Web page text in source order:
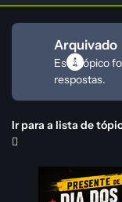
Arquivado
Este tópico
respostas.
Ir para a lista de